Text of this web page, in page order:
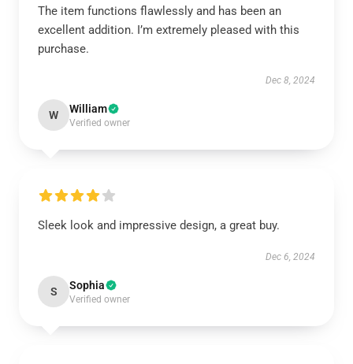
The item functions flawlessly and has been an
excellent addition. I’m extremely pleased with this
purchase.
Dec 8, 2024
W William
Verified owner
Sleek look and impressive design, a great buy.
Dec 6, 2024
S Sophia
Verified owner